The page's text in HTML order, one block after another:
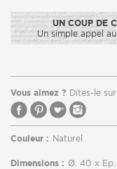
UN COUP DE
Un simple appel
Vous aimez ? Dites-le
Couleur : Naturel
Dimensions : Ø. 40 x